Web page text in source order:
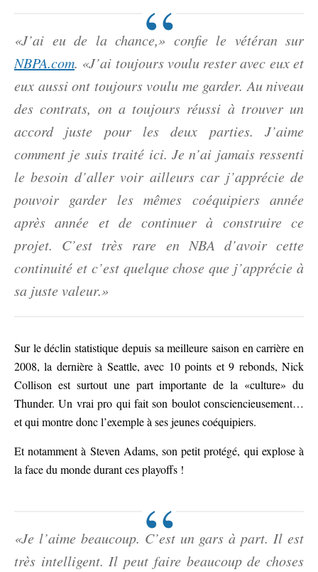
«J’ai eu de la chance,» confie le vétéran sur
NBPA.com. «J’ai toujours voulu rester avec eux et
eux aussi ont toujours voulu me garder. Au niveau
des contrats, on a toujours réussi à trouver un
accord juste pour les deux parties. J’aime
comment je suis traité ici. Je n’ai jamais ressenti
le besoin d’aller voir ailleurs car j’apprécie de
pouvoir garder les mêmes coéquipiers année
après année et de continuer à construire ce
projet. C’est très rare en NBA d’avoir cette
continuité et c’est quelque chose que j’apprécie à
sa juste valeur.»
Sur le déclin statistique depuis sa meilleure saison en carrière en
2008, la dernière à Seattle, avec 10 points et 9 rebonds, Nick
Collison est surtout une part importante de la «culture» du
Thunder. Un vrai pro qui fait son boulot consciencieusement…
et qui montre donc l’exemple à ses jeunes coéquipiers.
Et notamment à Steven Adams, son petit protégé, qui explose à
la face du monde durant ces playoffs !
«Je l’aime beaucoup. C’est un gars à part. Il est
très intelligent. Il peut faire beaucoup de choses